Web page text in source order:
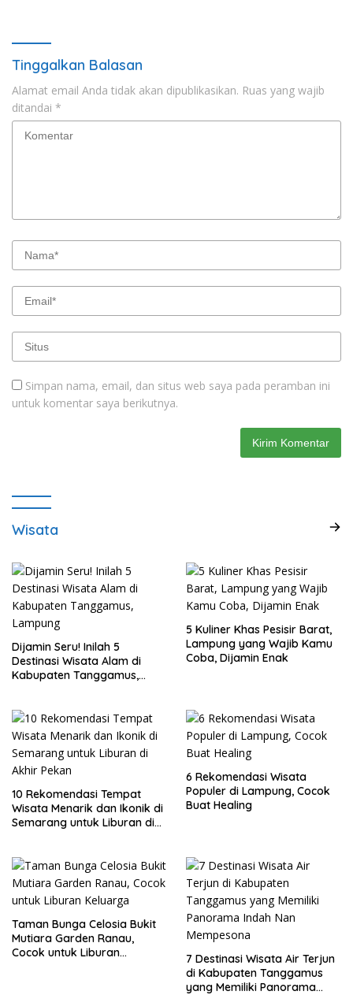
Tinggalkan Balasan
Alamat email Anda tidak akan dipublikasikan. Ruas yang wajib
ditandai *
Simpan nama, email, dan situs web saya pada peramban ini
untuk komentar saya berikutnya.
Wisata
Dijamin Seru! Inilah 5
Destinasi Wisata Alam di
Kabupaten Tanggamus,
5 Kuliner Khas Pesisir Barat,
Lampung yang Wajib Kamu
Coba, Dijamin Enak
10 Rekomendasi Tempat
Wisata Menarik dan Ikonik di
Semarang untuk Liburan di
6 Rekomendasi Wisata
Populer di Lampung, Cocok
Buat Healing
Taman Bunga Celosia Bukit
Mutiara Garden Ranau,
Cocok untuk Liburan
7 Destinasi Wisata Air Terjun
di Kabupaten Tanggamus
yang Memiliki Panorama